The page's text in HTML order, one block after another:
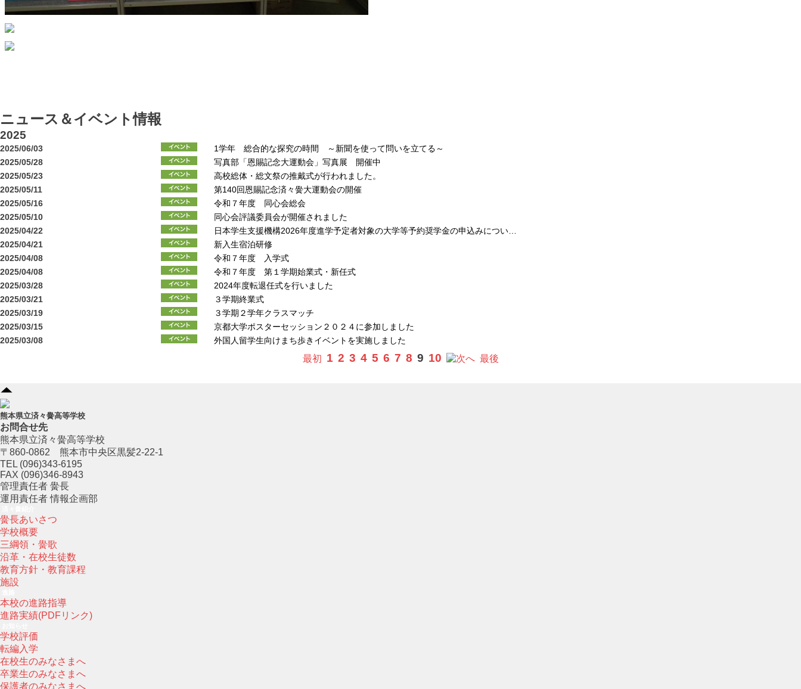
ニュース＆イベント情報
2025
2025/06/03
1学年 総合的な探究の時間 ～新聞を使って問いを立てる～
2025/05/28
写真部「恩賜記念大運動会」写真展 開催中
2025/05/23
高校総体・総文祭の推戴式が行われました。
2025/05/11
第140回恩賜記念済々黌大運動会の開催
2025/05/16
令和７年度 同心会総会
2025/05/10
同心会評議委員会が開催されました
2025/04/22
日本学生支援機構2026年度進学予定者対象の大学等予約奨学金の申込みについ…
2025/04/21
新入生宿泊研修
2025/04/08
令和７年度 入学式
2025/04/08
令和７年度 第１学期始業式・新任式
2025/03/28
2024年度転退任式を行いました
2025/03/21
３学期終業式
2025/03/19
３学期２学年クラスマッチ
2025/03/15
京都大学ポスターセッション２０２４に参加しました
2025/03/08
外国人留学生向けまち歩きイベントを実施しました
最初 1 2 3 4 5 6 7 8 9 10 へ 最後
熊本県立済々黌高等学校
お問合せ先
熊本県立済々黌高等学校
〒860-0862 熊本市中央区黒髪2-22-1
TEL (096)343-6195
FAX (096)346-8943
管理責任者 黌長
運用責任者 情報企画部
黌長あいさつ
学校概要
三綱領・黌歌
沿革・在校生徒数
教育方針・教育課程
施設
本校の進路指導
進路実績(PDFリンク)
学校評価
転編入学
在校生のみなさまへ
卒業生のみなさまへ
保護者のみなさまへ